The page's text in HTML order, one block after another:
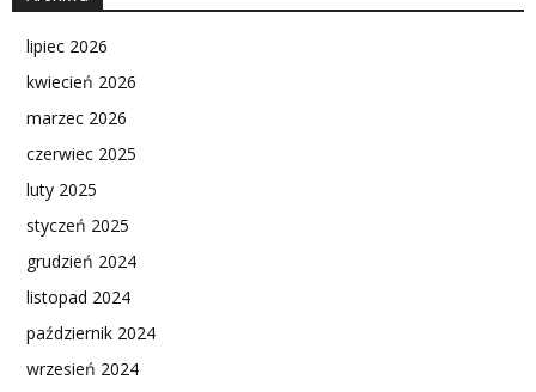
lipiec 2026
kwiecień 2026
marzec 2026
czerwiec 2025
luty 2025
styczeń 2025
grudzień 2024
listopad 2024
październik 2024
wrzesień 2024